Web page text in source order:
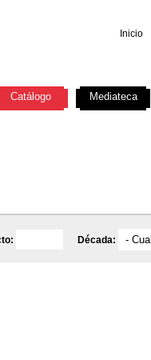
Inicio
Década:
Catálogo Mediateca